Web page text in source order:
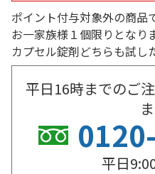
ポイント付与対象外の商品
お一家族様１個限りとなり
カプセル錠剤どちらも試し
平日16時までのご
平日